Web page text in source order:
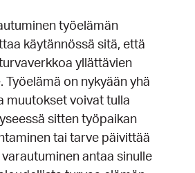
työelämän
käytännössä sitä, että
yllättävien
Työelämä on nykyään yhä
muutokset voivat tulla
sitten työpaikan
tai tarve päivittää
antaa sinulle